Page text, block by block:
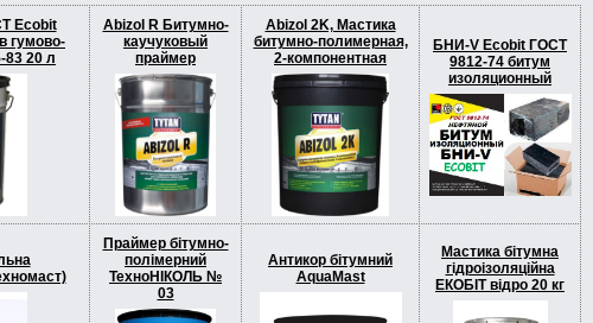
Ecobit
гумово-
83 20 л
Abizol R Битумно-
каучуковый
праймер
Abizol 2K, Мастика
битумно-полимерная,
2-компонентная
БНИ-V Ecobit ГОСТ
9812-74 битум
изоляционный
Праймер бітумно-
полімерний
ТехноНІКОЛЬ №
03
Антикор бітумний
AquaMast
Мастика бітумна
гідроізоляційна
EКОБІТ вiдро 20 кг